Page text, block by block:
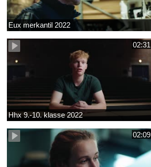
Eux merkantil 2022
02:31
Hhx 9.-10. klasse 2022
02:09